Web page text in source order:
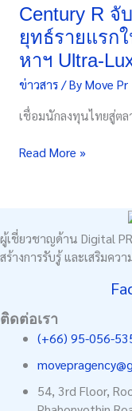
Century R จั
ยุทธ์รายแรก
หาฯ Ultra-
ข่าวสาร/ ByMove Pr
เชื่อมนักลงทุนไทยสู่ต
มือ
PSI
พันธมิตร
เชิงกล
ยุทธ์
ราย
แรก
ไทย
ทุ
Luxury
UAE
Read More »
ผู้เชี่ยวชาญด้าน Digital
สร้างการรับรู้ และเสริมค
ติดต่อเรา
(+66) 95-056-
54, 3rd Floor,